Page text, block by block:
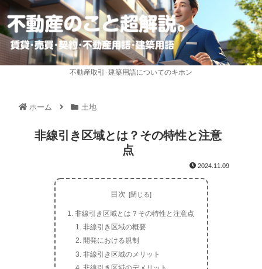
不動産取引･建築用語についてのキホン
ホーム 土地
非線引き区域とは？その特性と注意
点
2024.11.09
目次
非線引き区域とは？その特性と注意点
非線引き区域の概要
開発における規制
非線引き区域のメリット